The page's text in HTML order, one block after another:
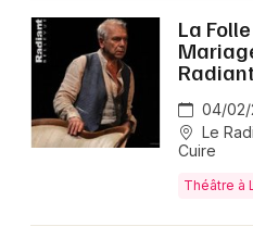
La
04/
Le
Cuire
Théâtre à